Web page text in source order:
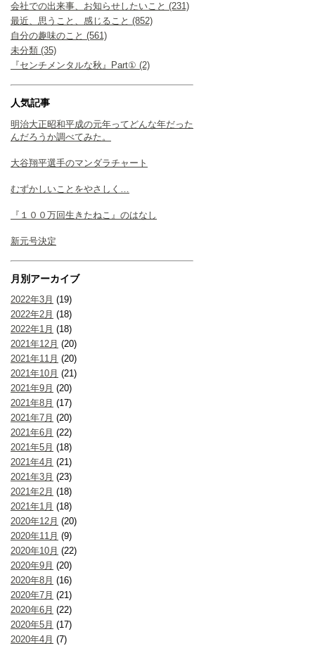
会社での出来事、お知らせしたいこと (231)
最近、思うこと、感じること (852)
自分の趣味のこと (561)
未分類 (35)
『センチメンタルな秋』Part① (2)
人気記事
明治大正昭和平成の元年ってどんな年だった
んだろうか調べてみた。
大谷翔平選手のマンダラチャート
むずかしいことをやさしく…
『１００万回生きたねこ』のはなし
新元号決定
月別アーカイブ
2022年3月 (19)
2022年2月 (18)
2022年1月 (18)
2021年12月 (20)
2021年11月 (20)
2021年10月 (21)
2021年9月 (20)
2021年8月 (17)
2021年7月 (20)
2021年6月 (22)
2021年5月 (18)
2021年4月 (21)
2021年3月 (23)
2021年2月 (18)
2021年1月 (18)
2020年12月 (20)
2020年11月 (9)
2020年10月 (22)
2020年9月 (20)
2020年8月 (16)
2020年7月 (21)
2020年6月 (22)
2020年5月 (17)
2020年4月 (7)